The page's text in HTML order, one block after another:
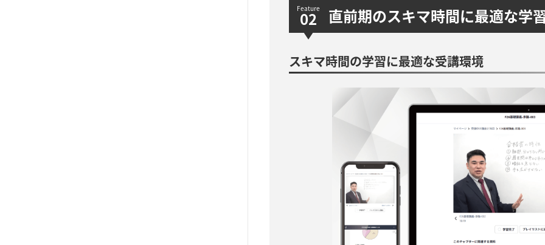
直前期のスキマ時間に最適な学
スキマ時間の学習に最適な受講環境